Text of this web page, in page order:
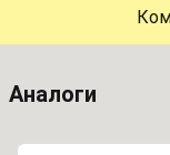
Аналоги